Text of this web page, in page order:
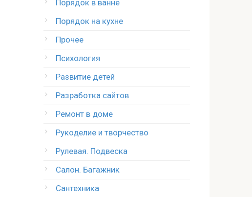
Порядок в ванне
Порядок на кухне
Прочее
Психология
Развитие детей
Разработка сайтов
Ремонт в доме
Рукоделие и творчество
Рулевая. Подвеска
Салон. Багажник
Сантехника